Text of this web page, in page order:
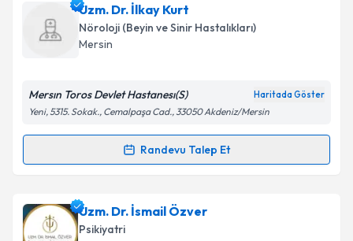
Klinik Psikolog Furkan Kartal KAYA
takvimi talebi oluşturun. Size bu uzmandan randevu
almanız için bir takvim hazırlandığında e-posta ile
Kişisel verilerimin işlenmesine ilişkinAydınlatma
kapsamda işlenmesini kabul ediyorum.
Uzm. Dr. İlkay Kurt
Nöroloji (Beyin ve Sinir Hastalıkları)
Mersin
Mersın Toros Devlet Hastanesı(S) Haritada Göster
Yeni, 5315. Sokak., Cemalpaşa Cad., 33050 Akdeniz/Mersin
Randevu Talep Et
Randevu Takvimi Talebi
Uzm. Dr. İlkay Kurtiçin randevu takvimi talebi
oluşturun. Size bu uzmandan randevu almanız için bir
Uzm. Dr. İsmail Özver
Psikiyatri